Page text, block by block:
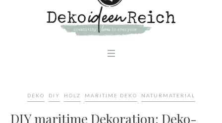
DEKO DIY HOLZ MARITIME DEKO NATURMATERIAL
DIY maritime Dekoration: Deko-